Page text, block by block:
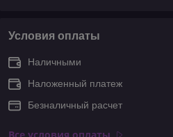
Условия оплаты
Наличными
Наложенный платеж
Безналичный расчет